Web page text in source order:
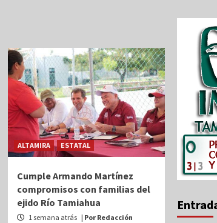
ALTAMIRA ESTATAL
Cumple Armando Martínez
compromisos con familias del
ejido Río Tamiahua
1 semana atrás | Por Redacción